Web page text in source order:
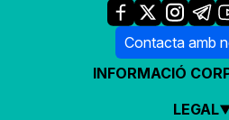
Contacta amb
INFORMACIÓ
LEGAL